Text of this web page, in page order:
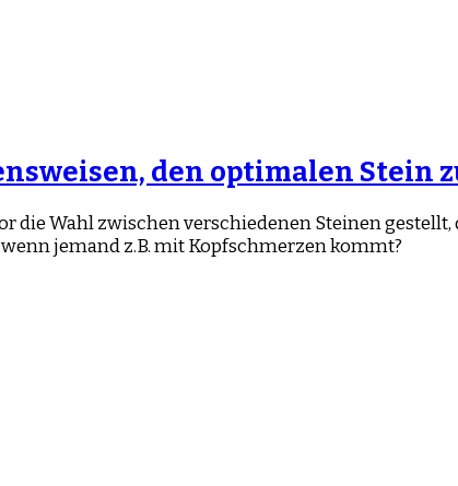
den optimalen Stein
die Wahl zwischen verschiedenen Steinen
jemand z.B. mit Kopfschmerzen kommt?